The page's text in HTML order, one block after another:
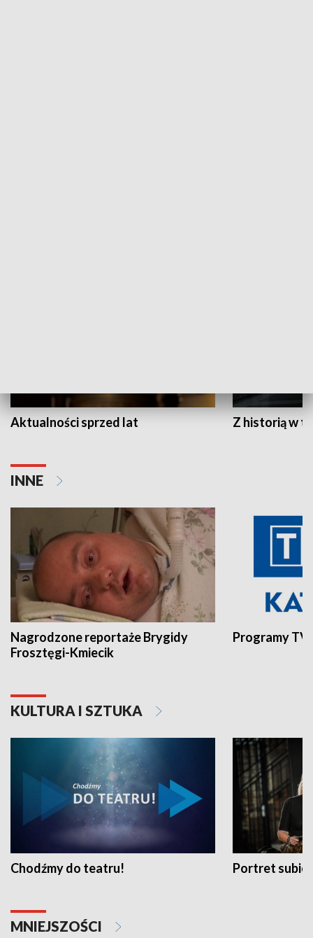
Aktualności sprzed lat Z historią w
INNE
Nagrodzone reportaże Brygidy
Frosztęgi-Kmiecik
Programy
KULTURA I SZTUKA
Chodźmy do teatru! Portret
MNIEJSZOŚCI